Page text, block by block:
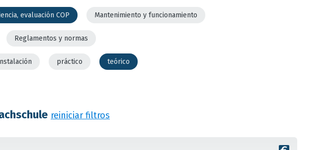
evaluación COP Mantenimiento y funcionamiento
Reglamentos y normas
práctico teórico
reiniciar filtros